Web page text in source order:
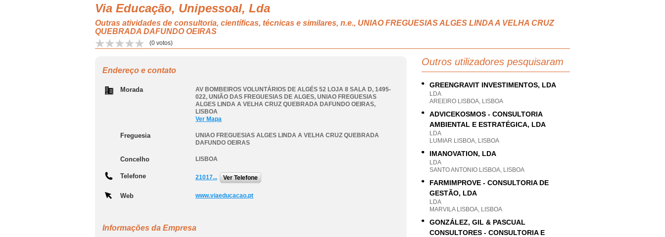
Via Educação, Unipessoal, Lda
Outras atividades de consultoria, científicas, técnicas e similares, n.e., UNIAO FREGUESIAS ALGES LINDA A VELHA CRUZ
QUEBRADA DAFUNDO OEIRAS
(0 votos)
Endereço e contato
Morada
AV BOMBEIROS VOLUNTÁRIOS DE ALGÉS 52 LOJA 8 SALA D, 1495-
022, UNIÃO DAS FREGUESIAS DE ALGES, UNIAO FREGUESIAS
ALGES LINDA A VELHA CRUZ QUEBRADA DAFUNDO OEIRAS,
LISBOA
Ver Mapa
Freguesia
UNIAO FREGUESIAS ALGES LINDA A VELHA CRUZ QUEBRADA
DAFUNDO OEIRAS
Concelho LISBOA
Telefone 21017... Ver Telefone
Web www.viaeducacao.pt
Informações da Empresa
Outros utilizadores pesquisaram
GREENGRAVIT INVESTIMENTOS, LDA
LDA
AREEIRO LISBOA, LISBOA
ADVICEKOSMOS - CONSULTORIA
AMBIENTAL E ESTRATÉGICA, LDA
LDA
LUMIAR LISBOA, LISBOA
IMANOVATION, LDA
LDA
SANTO ANTONIO LISBOA, LISBOA
FARMIMPROVE - CONSULTORIA DE
GESTÃO, LDA
LDA
MARVILA LISBOA, LISBOA
GONZÁLEZ, GIL & PASCUAL
CONSULTORES - CONSULTORIA E